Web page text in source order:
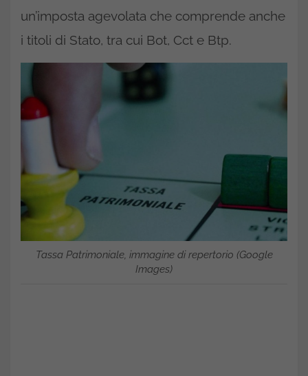
un’imposta agevolata che comprende anche
i titoli di Stato, tra cui Bot, Cct e Btp.
Tassa Patrimoniale, immagine di repertorio (Google
Images)